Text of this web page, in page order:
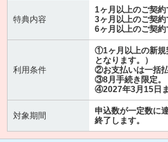
特典内容
1ヶ月以上のご契約
3ヶ月以上のご契約
6ヶ月以上のご契約
利用条件
①1ヶ月以上の新規
となります。）
②お支払いは一括
③8月手続き限定。
④2027年3月15日ま
対象期間
申込数が一定数に
終了します。